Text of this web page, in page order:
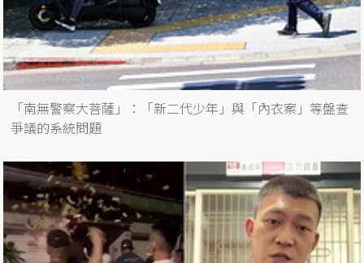
「南無警察大菩薩」：「新二代少年」與「內衣案」等盤查
爭議的系統問題